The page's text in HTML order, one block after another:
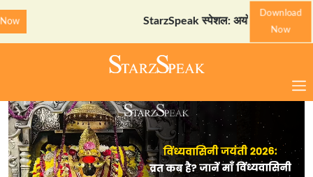
StarzSpeak स्पेशल: अयोध्या दर्शन गाइड
Download
Now